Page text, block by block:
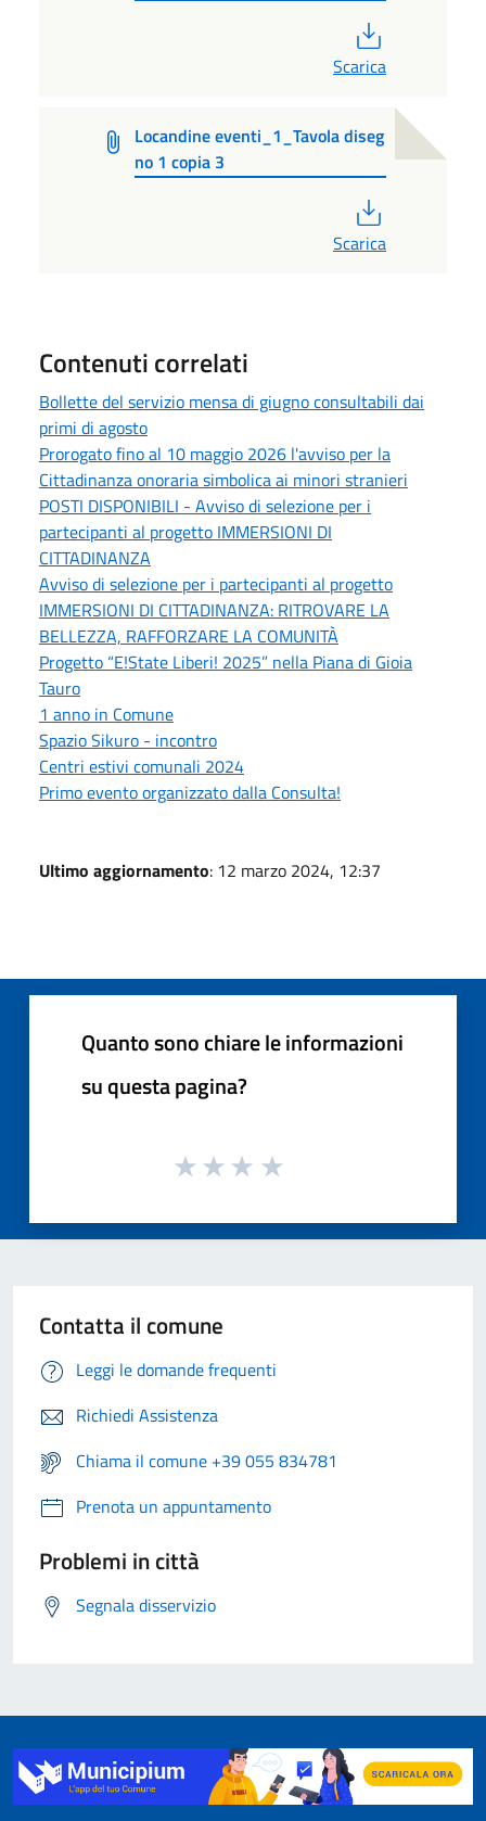
Scarica
Locandine eventi_1_Tavola diseg
no 1 copia 3
Scarica
Contenuti correlati
Bollette del servizio mensa di giugno consultabili dai
primi di agosto
Prorogato fino al 10 maggio 2026 l'avviso per la
Cittadinanza onoraria simbolica ai minori stranieri
POSTI DISPONIBILI - Avviso di selezione per i
partecipanti al progetto IMMERSIONI DI
CITTADINANZA
Avviso di selezione per i partecipanti al progetto
IMMERSIONI DI CITTADINANZA: RITROVARE LA
BELLEZZA, RAFFORZARE LA COMUNITÀ
Progetto “E!State Liberi! 2025” nella Piana di Gioia
Tauro
1 anno in Comune
Spazio Sikuro - incontro
Centri estivi comunali 2024
Primo evento organizzato dalla Consulta!
Ultimo aggiornamento: 12 marzo 2024, 12:37
Quanto sono chiare le informazioni
su questa pagina?
Contatta il comune
Leggi le domande frequenti
Richiedi Assistenza
Chiama il comune +39 055 834781
Prenota un appuntamento
Problemi in città
Segnala disservizio